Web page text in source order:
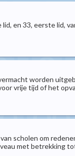
en 33, eerste lid,
worden
vrije tijd of het
scholen om
met betrekking